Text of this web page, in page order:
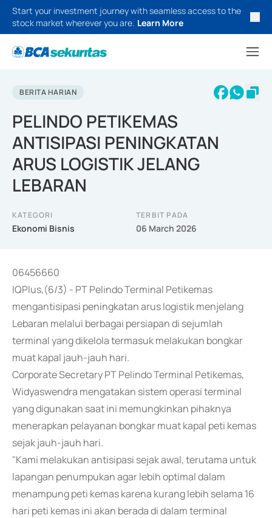
Start your investment journey with seamless access to the
stock market wherever you are. Learn More
BERITA HARIAN
PELINDO PETIKEMAS
ANTISIPASI PENINGKATAN
ARUS LOGISTIK JELANG
LEBARAN
KATEGORI
Ekonomi Bisnis
TERBIT PADA
06 March 2026
06456660
IQPlus,(6/3) - PT Pelindo Terminal Petikemas
mengantisipasi peningkatan arus logistik menjelang
Lebaran melalui berbagai persiapan di sejumlah
terminal yang dikelola termasuk melakukan bongkar
muat kapal jauh-jauh hari.
Corporate Secretary PT Pelindo Terminal Petikemas,
Widyaswendra mengatakan sistem operasi terminal
yang digunakan saat ini memungkinkan pihaknya
menerapkan pelayanan bongkar muat kapal peti kemas
sejak jauh-jauh hari.
"Kami melakukan antisipasi sejak awal, terutama untuk
lapangan penumpukan agar lebih optimal dalam
menampung peti kemas karena kurang lebih selama 16
hari peti kemas ini akan berada di dalam terminal